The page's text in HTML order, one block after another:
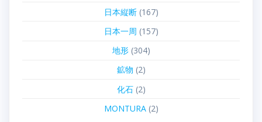
日本縦断(167)
日本一周 (157)
地形(304)
鉱物 (2)
化石(2)
MONTURA(2)